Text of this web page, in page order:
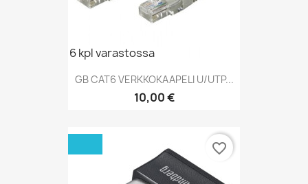
6 kpl varastossa
GB CAT6 VERKKOKAAPELI U/UTP...
Hinta
10,00 €
favorite_border